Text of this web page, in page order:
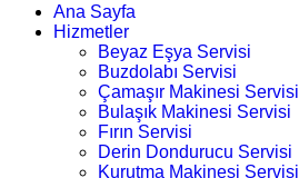
Ana Sayfa
Hizmetler
Beyaz Eşya Servisi
Buzdolabı Servisi
Çamaşır Makinesi Servisi
Bulaşık Makinesi Servisi
Fırın Servisi
Derin Dondurucu Servisi
Kurutma Makinesi Servisi